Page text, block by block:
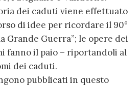
dei caduti viene effettuato
di idee per ricordare il 90°
Grande Guerra”; le opere dei
fanno il paio – riportandoli al
dei caduti.
pubblicati in questo